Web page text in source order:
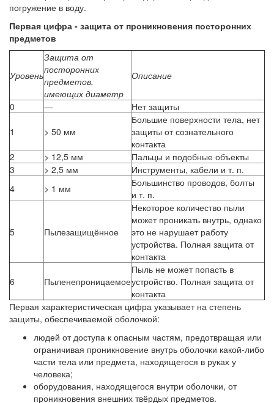
погружение в воду.
Первая цифра - защита от проникновения посторонних
предметов
Уровень
Защита от
посторонних
предметов,
имеющих диаметр
Описание
0 — Нет защиты
1 > 50 мм
Большие поверхности тела, нет
защиты от сознательного
контакта
2
> 12,5 мм
Пальцы и подобные объекты
3
> 2,5 мм
Инструменты, кабели и т. п.
4
> 1 мм
Большинство проводов, болты
и т. п.
5 Пылезащищённое
Некоторое количество пыли
может проникать внутрь, однако
это не нарушает работу
устройства. Полная защита от
контакта
6 Пыленепроницаемое
Пыль не может попасть в
устройство. Полная защита от
контакта
Первая характеристическая цифра указывает на степень
защиты, обеспечиваемой оболочкой:
людей от доступа к опасным частям, предотвращая или
ограничивая проникновение внутрь оболочки какой-либо
части тела или предмета, находящегося в руках у
человека;
оборудования, находящегося внутри оболочки, от
проникновения внешних твёрдых предметов.